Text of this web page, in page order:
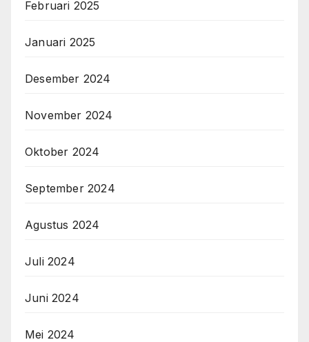
Februari 2025
Januari 2025
Desember 2024
November 2024
Oktober 2024
September 2024
Agustus 2024
Juli 2024
Juni 2024
Mei 2024